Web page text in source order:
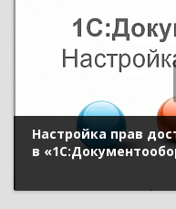
Настройка прав
в